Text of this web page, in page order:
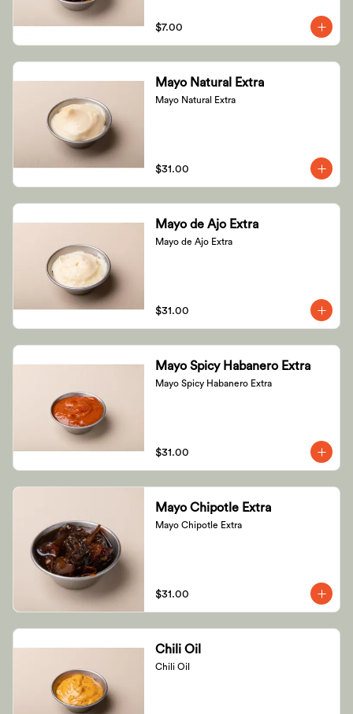
$7.00
Mayo Natural Extra
Mayo Natural Extra
$31.00
Mayo de Ajo Extra
Mayo de Ajo Extra
$31.00
Mayo Spicy Habanero Extra
Mayo Spicy Habanero Extra
$31.00
Mayo Chipotle Extra
Mayo Chipotle Extra
$31.00
Chili Oil
Chili Oil